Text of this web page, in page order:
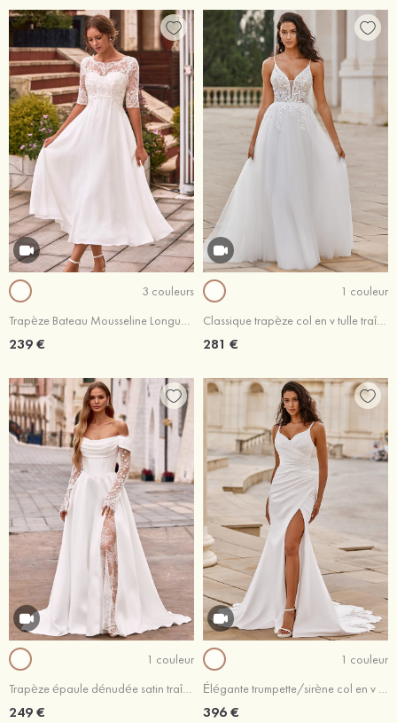
3 couleurs
Trapèze Bateau Mousseline Longueur mollet robe de mariée avec dentelle
239 €
1 couleur
Classique trapèze col en v tulle traîne balayage robe de mariée
281 €
1 couleur
Trapèze épaule dénudée satin traîne chapelle robe de mariée avec dentelle plissé fendue
249 €
1 couleur
Élégante trumpette/sirène col en v satin traîne cour robe de mariée
396 €